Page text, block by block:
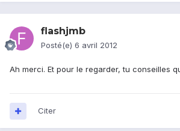
flashjmb
Posté(e) 6 avril 2012
Ah merci. Et pour le regarder, tu conseilles
Citer